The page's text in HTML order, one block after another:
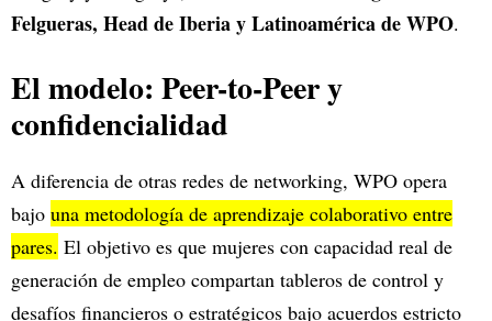
Felgueras, Head de Iberia y Latinoamérica de WPO.
El modelo: Peer-to-Peer y
confidencialidad
A diferencia de otras redes de networking, WPO opera
bajo una metodología de aprendizaje colaborativo entre
pares. El objetivo es que mujeres con capacidad real de
generación de empleo compartan tableros de control y
desafíos financieros o estratégicos bajo acuerdos estricto